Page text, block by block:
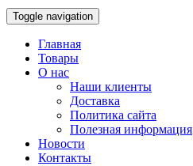
Toggle navigation
Главная
Товары
О нас
Наши клиенты
Доставка
Политика сайта
Полезная информация
Новости
Контакты